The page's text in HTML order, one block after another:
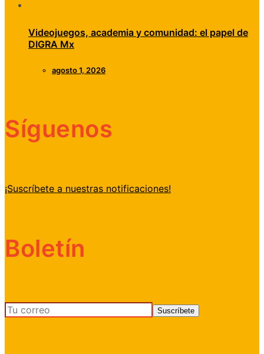
Videojuegos, academia y comunidad: el papel de
DIGRA Mx
agosto 1, 2026
Síguenos
¡Suscríbete a nuestras notificaciones!
Boletín